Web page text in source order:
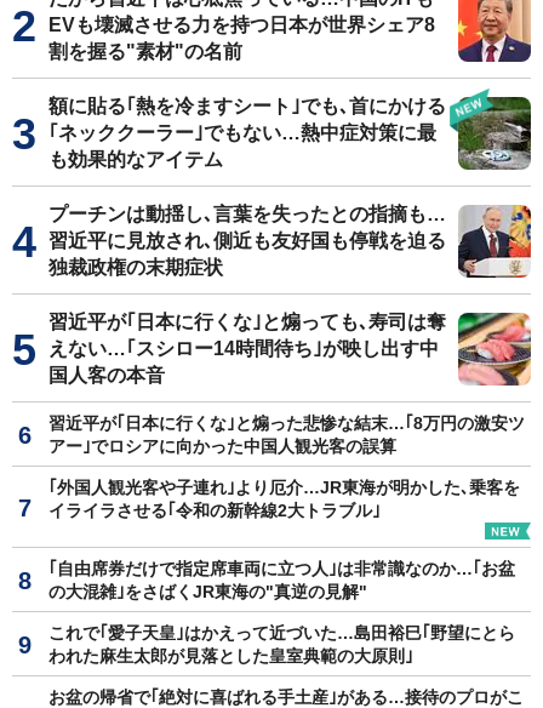
EVも壊滅させる力を持つ日本が世界シェア8
割を握る"素材"の名前
額に貼る｢熱を冷ますシート｣でも､首にかける
｢ネッククーラー｣でもない…熱中症対策に最
も効果的なアイテム
プーチンは動揺し､言葉を失ったとの指摘も…
習近平に見放され､側近も友好国も停戦を迫る
独裁政権の末期症状
習近平が｢日本に行くな｣と煽っても､寿司は奪
えない…｢スシロー14時間待ち｣が映し出す中
国人客の本音
習近平が｢日本に行くな｣と煽った悲惨な結末…｢8万円の激安ツ
アー｣でロシアに向かった中国人観光客の誤算
｢外国人観光客や子連れ｣より厄介…JR東海が明かした､乗客を
イライラさせる｢令和の新幹線2大トラブル｣
｢自由席券だけで指定席車両に立つ人｣は非常識なのか…｢お盆
の大混雑｣をさばくJR東海の"真逆の見解"
これで｢愛子天皇｣はかえって近づいた…島田裕巳｢野望にとら
われた麻生太郎が見落とした皇室典範の大原則｣
お盆の帰省で｢絶対に喜ばれる手土産｣がある…接待のプロがこ